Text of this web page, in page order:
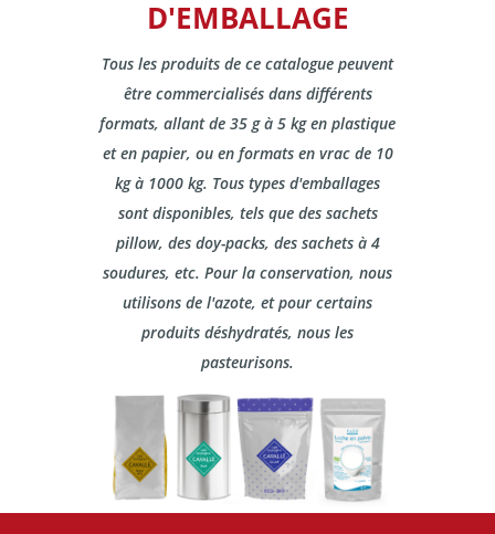
D'EMBALLAGE
Tous les produits de ce catalogue peuvent
être commercialisés dans différents
formats, allant de 35 g à 5 kg en plastique
et en papier, ou en formats en vrac de 10
kg à 1000 kg. Tous types d'emballages
sont disponibles, tels que des sachets
pillow, des doy-packs, des sachets à 4
soudures, etc. Pour la conservation, nous
utilisons de l'azote, et pour certains
produits déshydratés, nous les
pasteurisons.